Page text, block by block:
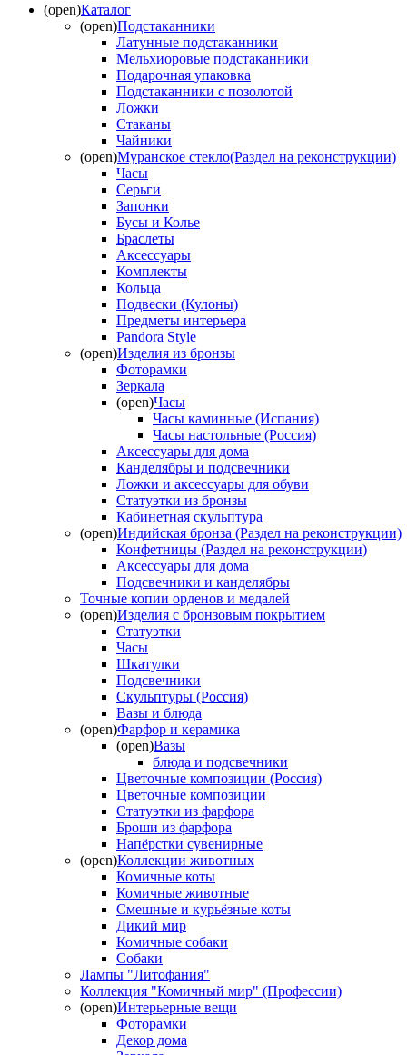
(open)Каталог
(open)Подстаканники
Латунные подстаканники
Мельхиоровые подстаканники
Подарочная упаковка
Подстаканники с позолотой
Ложки
Стаканы
Чайники
(open)Муранское стекло(Раздел на реконструкции)
Часы
Серьги
Запонки
Бусы и Колье
Браслеты
Аксессуары
Комплекты
Кольца
Подвески (Кулоны)
Предметы интерьера
Pandora Style
(open)Изделия из бронзы
Фоторамки
Зеркала
(open)Часы
Часы каминные (Испания)
Часы настольные (Россия)
Аксессуары для дома
Канделябры и подсвечники
Ложки и аксессуары для обуви
Статуэтки из бронзы
Кабинетная скульптура
(open)Индийская бронза (Раздел на реконструкции)
Конфетницы (Раздел на реконструкции)
Аксессуары для дома
Подсвечники и канделябры
Точные копии орденов и медалей
(open)Изделия с бронзовым покрытием
Статуэтки
Часы
Шкатулки
Подсвечники
Скульптуры (Россия)
Вазы и блюда
(open)Фарфор и керамика
(open)Вазы
блюда и подсвечники
Цветочные композиции (Россия)
Цветочные композиции
Статуэтки из фарфора
Броши из фарфора
Напёрстки сувенирные
(open)Коллекции животных
Комичные коты
Комичные животные
Смешные и курьёзные коты
Дикий мир
Комичные собаки
Собаки
Лампы "Литофания"
Коллекция "Комичный мир" (Профессии)
(open)Интерьерные вещи
Фоторамки
Декор дома